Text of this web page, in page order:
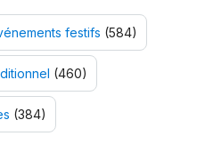
festifs (584)
(460)
(384)